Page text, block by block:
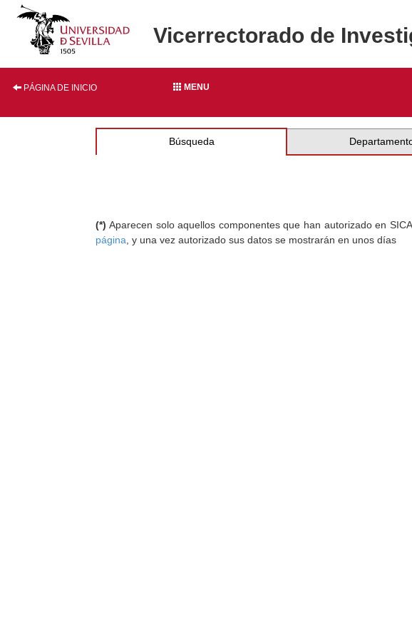
Vicerrectorado de
PÁGINA DE INICIO MENU
Búsqueda
(*) Aparecen solo aquellos componentes que han autorizado en
página , y una vez autorizado sus datos se mostrarán en unos días